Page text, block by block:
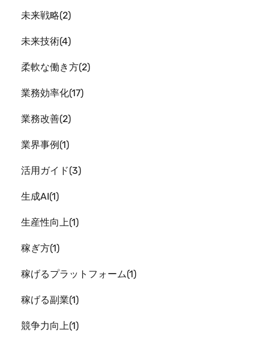
未来戦略 2
未来技術 4
柔軟な働き方 2
業務効率化 17
業務改善 2
業界事例 1
活用ガイド 3
生成AI 1
生産性向上 1
稼ぎ方 1
稼げるプラットフォーム 1
稼げる副業 1
競争力向上 1